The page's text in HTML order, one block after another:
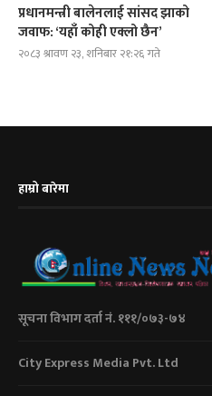
प्रधानमन्त्री बालेनलाई सांसद झाको
जवाफ: ‘यहाँ कोही एक्लो छैन’
२०८३ श्रावण २३, शनिबार २१:२६ गते
हाम्रो बारेमा
सूचना विभाग दर्ता नं. १११/०७३-७४
City Express Media Pvt. Ltd